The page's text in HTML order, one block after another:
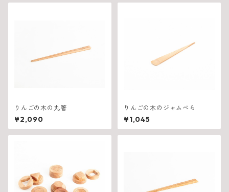
りんごの木の丸箸
¥2,090
りんごの木のジャムべら
¥1,045